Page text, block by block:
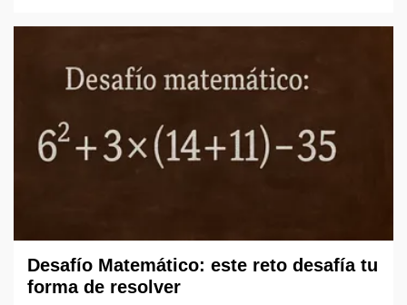
Desafío Matemático: este reto desafía tu
forma de resolver